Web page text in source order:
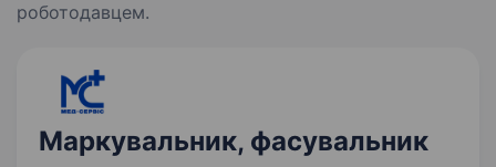
роботодавцем.
Маркувальник, фасувальник